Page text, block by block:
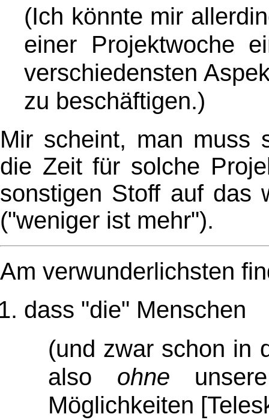
(Ich könnte mir
einer Projektwoche
verschiedensten
zu beschäftigen.)
Mir scheint, man muss
die Zeit für solche
sonstigen Stoff auf das
("weniger ist mehr").
Am verwunderlichsten
dass "die" Menschen
(und zwar schon in
also ohne
Möglichkeiten